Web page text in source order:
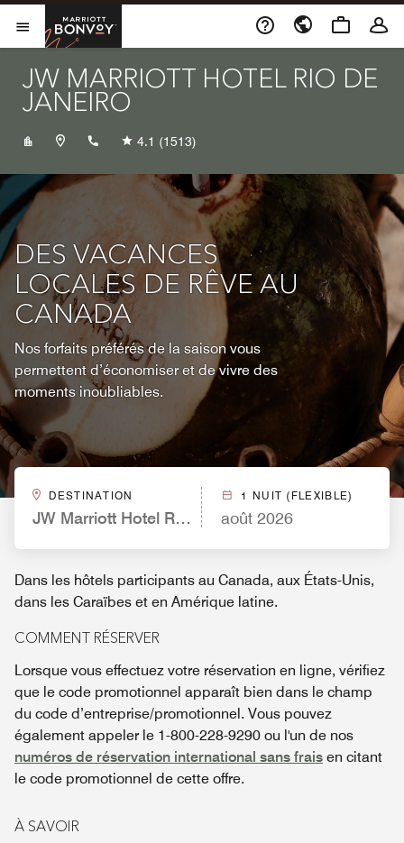
Skip to Content
Ouvrir le menu
Marriott Bonvoy
JW MARRIOTT HOTEL RIO DE
JANEIRO
+552125456500
4.1 (1513)
DES VACANCES
LOCALES DE RÊVE AU
CANADA
Nos forfaits préférés de la saison vous
permettent d’économiser et de vivre des
moments inoubliables.
DESTINATION
JW Marriott Hotel Rio de Janeiro
1 NUIT (FLEXIBLE)
août 2026
Dans les hôtels participants au Canada, aux États-Unis,
dans les Caraïbes et en Amérique latine.
COMMENT RÉSERVER
Lorsque vous effectuez votre réservation en ligne, vérifiez
que le code promotionnel apparaît bien dans le champ
du code d’entreprise/promotionnel. Vous pouvez
également appeler le 1-800-228-9290 ou l'un de nos
numéros de réservation international sans frais en citant
le code promotionnel de cette offre.
À SAVOIR